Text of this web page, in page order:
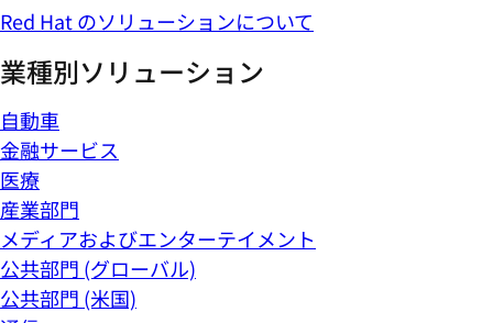
Red Hat のソリューションについて
業種別ソリューション
自動車
金融サービス
医療
産業部門
メディアおよびエンターテイメント
公共部門 (グローバル)
公共部門 (米国)